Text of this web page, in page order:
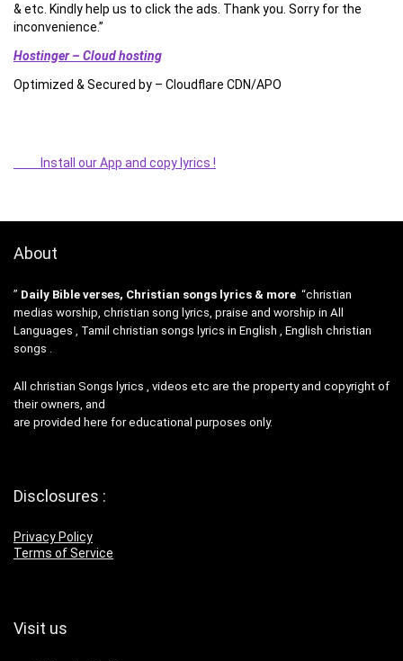
& etc. Kindly help us to click the ads. Thank you. Sorry for the
inconvenience.”
Hostinger – Cloud hosting
Optimized & Secured by – Cloudflare CDN/APO
Install our App and copy lyrics !
About
” Daily Bible verses, Christian songs lyrics & more “christian
medias worship, christian song lyrics, praise and worship in All
Languages , Tamil christian songs lyrics in English , English christian
songs .
All christian Songs lyrics , videos etc are the property and copyright of
their owners, and
are provided here for educational purposes only.
Disclosures :
Privacy Policy
Terms of Service
Visit us